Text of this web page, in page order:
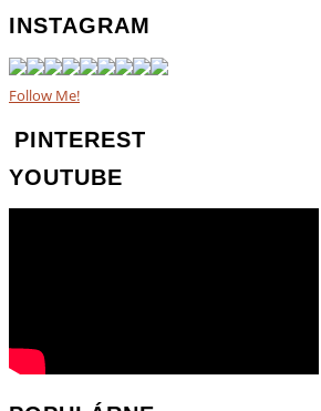
INSTAGRAM
Follow Me!
PINTEREST
YOUTUBE